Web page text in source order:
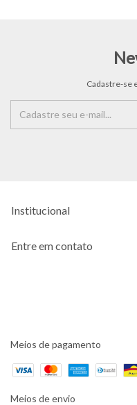
Cadastre-se
Institucional
Entre em contato
Meios de pagamento
Meios de envio